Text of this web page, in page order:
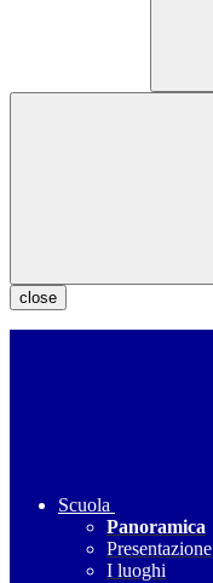
close
Scuola
Panoramica
Presentazione
I luoghi